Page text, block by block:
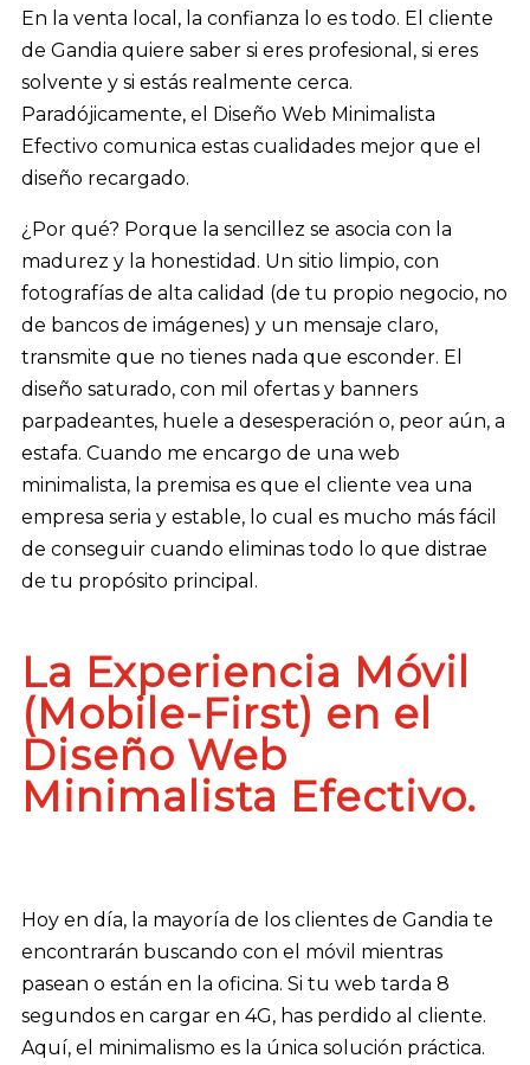
En la venta local, la confianza lo es todo. El cliente
de Gandia quiere saber si eres profesional, si eres
solvente y si estás realmente cerca.
Paradójicamente, el Diseño Web Minimalista
Efectivo comunica estas cualidades mejor que el
diseño recargado.
¿Por qué? Porque la sencillez se asocia con la
madurez y la honestidad. Un sitio limpio, con
fotografías de alta calidad (de tu propio negocio, no
de bancos de imágenes) y un mensaje claro,
transmite que no tienes nada que esconder. El
diseño saturado, con mil ofertas y banners
parpadeantes, huele a desesperación o, peor aún, a
estafa. Cuando me encargo de una web
minimalista, la premisa es que el cliente vea una
empresa seria y estable, lo cual es mucho más fácil
de conseguir cuando eliminas todo lo que distrae
de tu propósito principal.
La Experiencia Móvil
(Mobile-First) en el
Diseño Web
Minimalista Efectivo.
Hoy en día, la mayoría de los clientes de Gandia te
encontrarán buscando con el móvil mientras
pasean o están en la oficina. Si tu web tarda 8
segundos en cargar en 4G, has perdido al cliente.
Aquí, el minimalismo es la única solución práctica.